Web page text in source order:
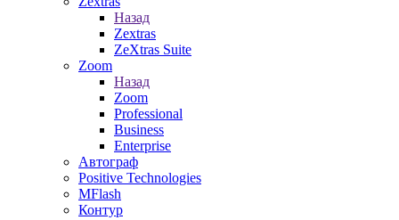
Назад
Zextras
ZeXtras Suite
Zoom
Назад
Zoom
Professional
Business
Enterprise
Автограф
Positive Technologies
MFlash
Контур